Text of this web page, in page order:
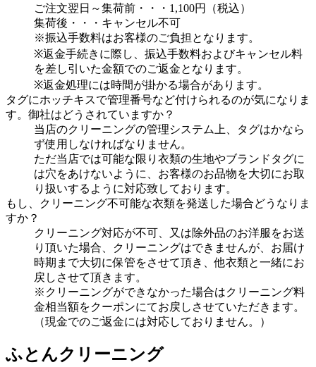
ご注文翌日～集荷前・・・1,100円（税込）
集荷後・・・キャンセル不可
※振込手数料はお客様のご負担となります。
※返金手続きに際し、振込手数料およびキャンセル料
を差し引いた金額でのご返金となります。
※返金処理には時間が掛かる場合があります。
タグにホッチキスで管理番号など付けられるのが気になりま
す。御社はどうされていますか？
当店のクリーニングの管理システム上、タグはかなら
ず使用しなければなりません。
ただ当店では可能な限り衣類の生地やブランドタグに
は穴をあけないように、お客様のお品物を大切にお取
り扱いするように対応致しております。
もし、クリーニング不可能な衣類を発送した場合どうなりま
すか？
クリーニング対応が不可、又は除外品のお洋服をお送
り頂いた場合、クリーニングはできませんが、お届け
時期まで大切に保管をさせて頂き、他衣類と一緒にお
戻しさせて頂きます。
※クリーニングができなかった場合はクリーニング料
金相当額をクーポンにてお戻しさせていただきます。
（現金でのご返金には対応しておりません。）
ふとんクリーニング